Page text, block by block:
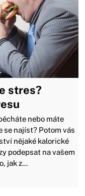
stres?
nebo máte
se najíst? Potom vás
nějaké kalorické
podepsat na vašem
jak z...